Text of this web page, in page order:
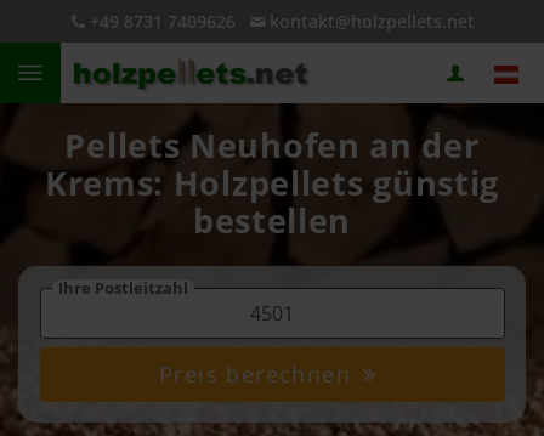
+49 8731 7409626 kontakt@holzpellets.net
Pellets Neuhofen an der
Krems: Holzpellets günstig
bestellen
Ihre Postleitzahl
Preis berechnen